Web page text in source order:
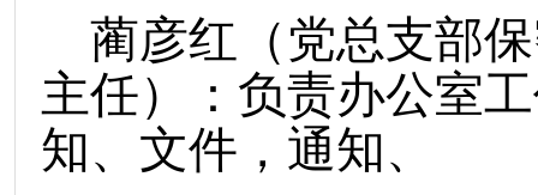
蔺彦红（党总支部
主任）：负责办公室
知、文件，通知、